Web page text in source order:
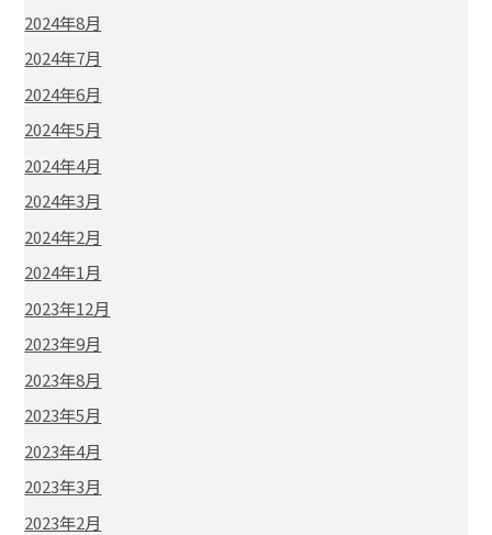
2024年8月
2024年7月
2024年6月
2024年5月
2024年4月
2024年3月
2024年2月
2024年1月
2023年12月
2023年9月
2023年8月
2023年5月
2023年4月
2023年3月
2023年2月